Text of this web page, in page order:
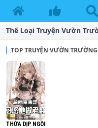
Thể Loại Truyện Vườn
TOP TRUYỆN VƯỜN
THỪA DỊP NGỒI